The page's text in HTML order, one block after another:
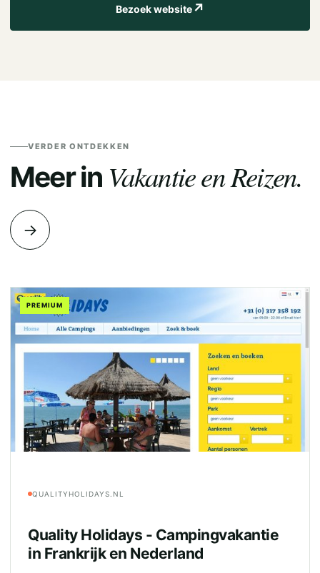
Bezoek website↗
VERDER ONTDEKKEN
Meer in Vakantie en Reizen.
→
PREMIUM
QUALITYHOLIDAYS.NL
Quality Holidays - Campingvakantie
in Frankrijk en Nederland